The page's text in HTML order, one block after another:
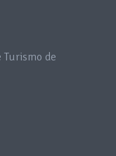
Turismo de